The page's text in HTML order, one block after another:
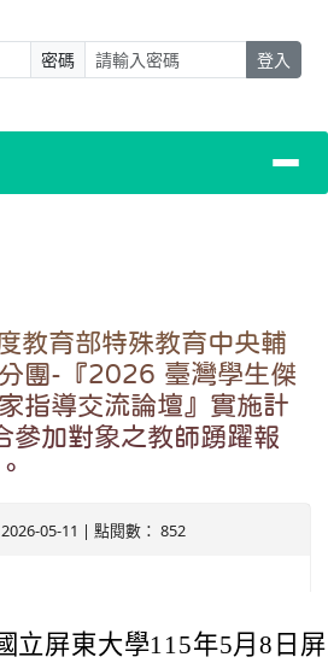
密碼 登入
教育部特殊教育中央輔
團-『2026 臺灣學生傑
指導交流論壇』實施計
參加對象之教師踴躍報
05-11 | 點閱數： 852
立屏東大學115年5月8日